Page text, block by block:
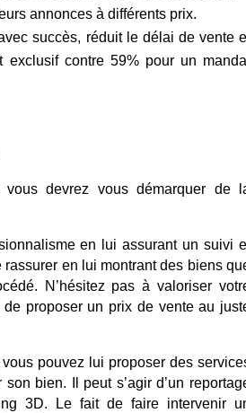
annonces à différents prix.
succès, réduit le délai de vente
contre 59% pour un
devrez vous démarquer de
en lui assurant un suivi
en lui montrant des biens
N’hésitez pas à valoriser
proposer un prix de vente au
pouvez lui proposer des
bien. Il peut s’agir d’un
3D. Le fait de faire intervenir